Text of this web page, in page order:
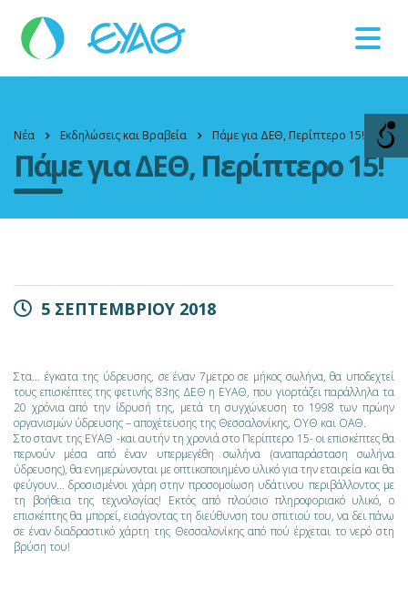
Νέα Εκδηλώσεις και Βραβεία Πάμε για ΔΕΘ, Περίπτερο 15!
Πάμε για ΔΕΘ, Περίπτερο 15!
5 ΣΕΠΤΕΜΒΡΙΟΥ 2018
Στα… έγκατα της ύδρευσης, σε έναν 7μετρο σε μήκος σωλήνα, θα υποδεχτεί
τους επισκέπτες της φετινής 83ης ΔΕΘ η ΕΥΑΘ, που γιορτάζει παράλληλα τα
20 χρόνια από την ίδρυσή της, μετά τη συγχώνευση το 1998 των πρώην
οργανισμών ύδρευσης – αποχέτευσης της Θεσσαλονίκης, ΟΥΘ και ΟΑΘ.
Στο σταντ της ΕΥΑΘ -και αυτήν τη χρονιά στο Περίπτερο 15- οι επισκέπτες θα
περνούν μέσα από έναν υπερμεγέθη σωλήνα (αναπαράσταση σωλήνα
ύδρευσης), θα ενημερώνονται με οπτικοποιημένο υλικό για την εταιρεία και θα
φεύγουν… δροσισμένοι χάρη στην προσομοίωση υδάτινου περιβάλλοντος με
τη βοήθεια της τεχνολογίας! Εκτός από πλούσιο πληροφοριακό υλικό, ο
επισκέπτης θα μπορεί, εισάγοντας τη διεύθυνση του σπιτιού του, να δει πάνω
σε έναν διαδραστικό χάρτη της Θεσσαλονίκης από πού έρχεται το νερό στη
βρύση του!